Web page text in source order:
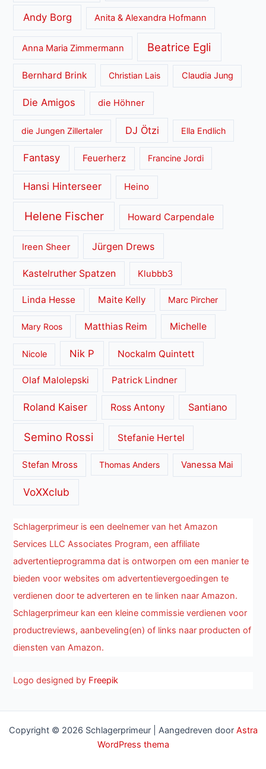
Andy Borg Anita & Alexandra Hofmann
Anna Maria Zimmermann Beatrice Egli
Bernhard Brink Christian Lais Claudia Jung
Die Amigos die Höhner
die Jungen Zillertaler DJ Ötzi Ella Endlich
Fantasy Feuerherz Francine Jordi
Hansi Hinterseer Heino
Helene Fischer Howard Carpendale
Ireen Sheer Jürgen Drews
Kastelruther Spatzen Klubbb3
Linda Hesse Maite Kelly Marc Pircher
Mary Roos Matthias Reim Michelle
Nicole Nik P Nockalm Quintett
Olaf Malolepski Patrick Lindner
Roland Kaiser Ross Antony Santiano
Semino Rossi Stefanie Hertel
Stefan Mross Thomas Anders Vanessa Mai
VoXXclub
Schlagerprimeur is een deelnemer van het Amazon
Services LLC Associates Program, een affiliate
advertentieprogramma dat is ontworpen om een manier te
bieden voor websites om advertentievergoedingen te
verdienen door te adverteren en te linken naar Amazon.
Schlagerprimeur kan een kleine commissie verdienen voor
productreviews, aanbeveling(en) of links naar producten of
diensten van Amazon.
Logo designed by Freepik
Copyright © 2026 Schlagerprimeur | Aangedreven door Astra
WordPress thema